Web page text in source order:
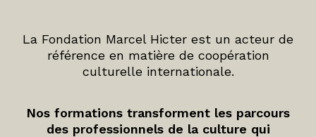
La Fondation Marcel Hicter est un acteur de
référence en matière de coopération
culturelle internationale.
Nos formations transforment les parcours
des professionnels de la culture qui